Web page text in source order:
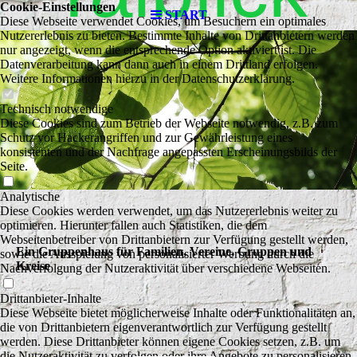
START
Ein Gruppenhaus für Familien, Vereine, Gruppen und
Kreise
Cookie-Einstellungen
Diese Webseite verwendet Cookies, um Besuchern ein optimales
Nutzererlebnis zu bieten. Bestimmte Inhalte von Drittanbietern werden
nur angezeigt, wenn die entsprechende Option aktiviert ist. Die
Datenverarbeitung kann dann auch in einem Drittland erfolgen.
Weitere Informationen hierzu in der Datenschutzerklärung.
Technisch notwendige
Diese Cookies sind zum Betrieb der Webseite notwendig, z.B. zum
Schutz vor Hackerangriffen und zur Gewährleistung eines
konsistenten und der Nachfrage angepassten Erscheinungsbilds der
Seite.
Analytische
Diese Cookies werden verwendet, um das Nutzererlebnis weiter zu
optimieren. Hierunter fallen auch Statistiken, die dem
Webseitenbetreiber von Drittanbietern zur Verfügung gestellt werden,
sowie die Ausspielung von personalisierter Werbung durch die
Nachverfolgung der Nutzeraktivität über verschiedene Webseiten.
Drittanbieter-Inhalte
Diese Webseite bietet möglicherweise Inhalte oder Funktionalitäten an,
die von Drittanbietern eigenverantwortlich zur Verfügung gestellt
werden. Diese Drittanbieter können eigene Cookies setzen, z.B. um